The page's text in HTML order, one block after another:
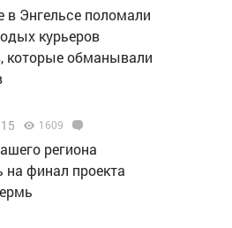
в Энгельсе поломали
курьеров
которые обманывали
1609
региона
на финал проекта